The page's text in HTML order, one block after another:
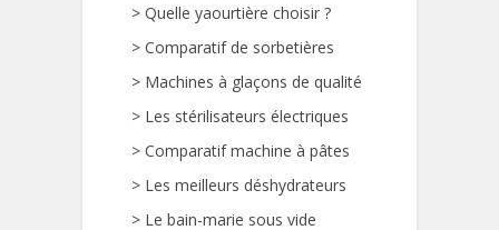
> Quelle yaourtière choisir ?
> Comparatif de sorbetières
> Machines à glaçons de qualité
> Les stérilisateurs électriques
> Comparatif machine à pâtes
> Les meilleurs déshydrateurs
> Le bain-marie sous vide